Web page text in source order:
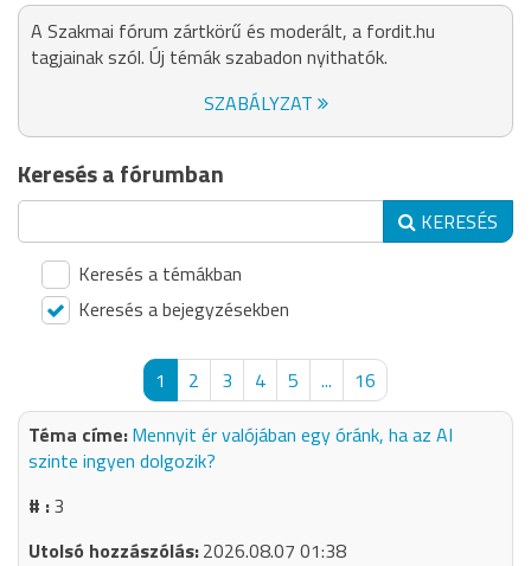
A Szakmai fórum zártkörű és moderált, a fordit.hu
tagjainak szól. Új témák szabadon nyithatók.
SZABÁLYZAT
Keresés a fórumban
KERESÉS
Keresés a témákban
Keresés a bejegyzésekben
1 2 3 4 5 ...
16
Mennyit ér valójában egy óránk, ha az AI
szinte ingyen dolgozik?
3
2026.08.07 01:38